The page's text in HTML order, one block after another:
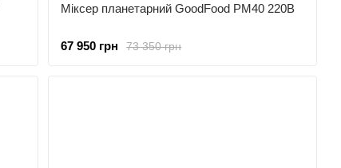
Міксер планетарний GoodFood PM40 220В
73 350 грн
67 950 грн